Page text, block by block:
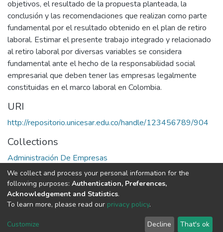
objetivos, el resultado de la propuesta planteada, la
conclusión y las recomendaciones que realizan como parte
fundamental por el resultado obtenido en el plan de retiro
laboral. Estimar el presente trabajo integrado y relacionado
al retiro laboral por diversas variables se considera
fundamental ante el hecho de la responsabilidad social
empresarial que deben tener las empresas legalmente
constituidas en el marco laboral en Colombia.
URI
http://repositorio.unicesar.edu.co/handle/123456789/904
Collections
Administración De Empresas
Full item page
DSpace software copyright © 2002-2026
Cookie
End User
Send
We collect and process your personal information for the
following purposes: Authentication, Preferences,
Acknowledgement and Statistics.
To learn more, please read our privacy policy.
Customize Decline That's ok